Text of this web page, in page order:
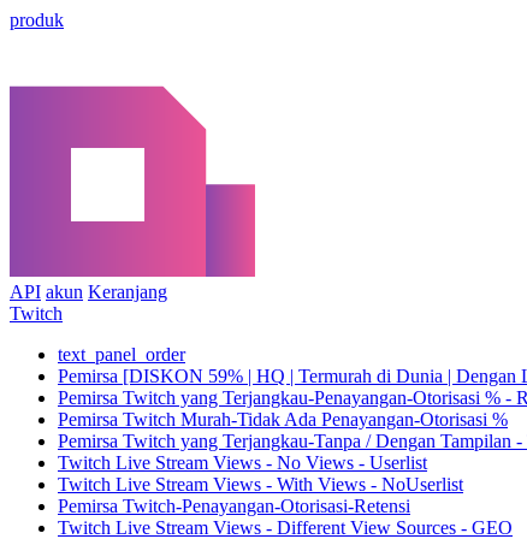
produk
API akun Keranjang
Twitch
text_panel_order
Pemirsa [DISKON 59% | HQ | Termurah di Dunia | Dengan
Pemirsa Twitch yang Terjangkau-Penayangan-Otorisasi % -
Pemirsa Twitch Murah-Tidak Ada Penayangan-Otorisasi %
Pemirsa Twitch yang Terjangkau-Tanpa / Dengan Tampilan
Twitch Live Stream Views - No Views - Userlist
Twitch Live Stream Views - With Views - NoUserlist
Pemirsa Twitch-Penayangan-Otorisasi-Retensi
Twitch Live Stream Views - Different View Sources - GEO